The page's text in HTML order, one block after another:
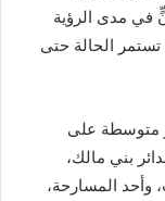
في مدى الرؤية
على أن تستمر الحالة حتى
متوسطة على
بني مالك،
وأحد المسارحة،